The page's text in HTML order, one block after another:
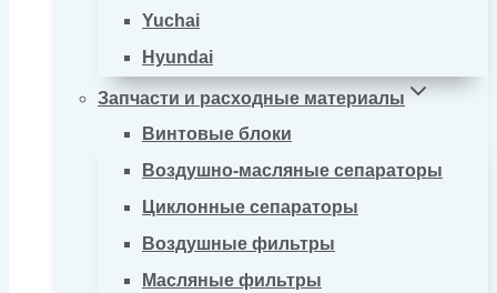
Yuchai
Hyundai
Запчасти и расходные материалы
Винтовые блоки
Воздушно-масляные сепараторы
Циклонные сепараторы
Воздушные фильтры
Масляные фильтры